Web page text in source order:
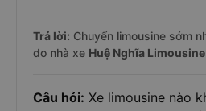
Trả lời: Chuyến limousine sớm
do nhà xe Huệ Nghĩa Limousine
Câu hỏi: Xe limousine nào